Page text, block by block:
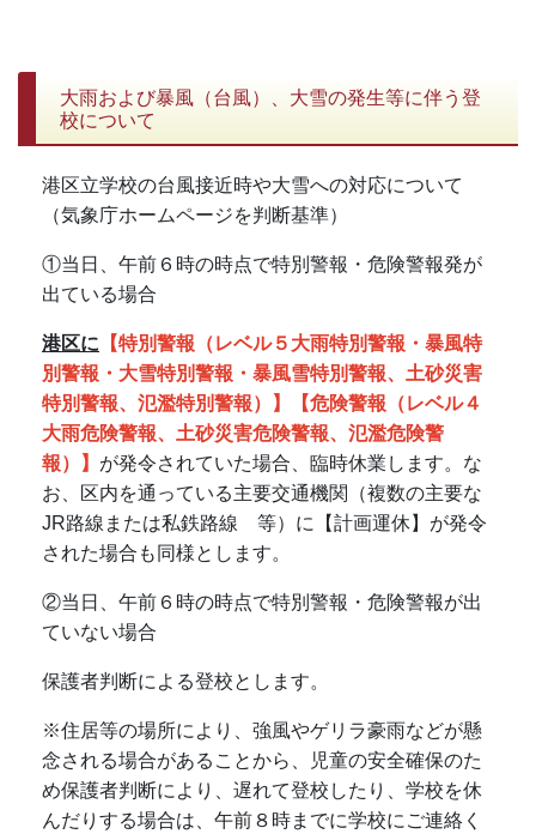
大雨および暴風（台風）、大雪の発生等に伴う登
校について
港区立学校の台風接近時や大雪への対応について
（気象庁ホームページを判断基準）
①当日、午前６時の時点で特別警報・危険警報発が
出ている場合
港区に 【特別警報（レベル５大雨特別警報・暴風特
別警報・大雪特別警報・暴風雪特別警報、土砂災害
特別警報、氾濫特別警報）】【危険警報（レベル４
大雨危険警報、土砂災害危険警報、氾濫危険警
報）
】 が発令されていた場合、臨時休業します。な
お、区内を通っている主要交通機関（複数の主要な
JR路線または私鉄路線 等）に【計画運休】が発令
された場合も同様とします。
②当日、午前６時の時点で特別警報・危険警報が出
ていない場合
保護者判断による登校とします。
※住居等の場所により、強風やゲリラ豪雨などが懸
念される場合があることから、児童の安全確保のた
め保護者判断により、遅れて登校したり、学校を休
んだりする場合は、午前８時までに学校にご連絡く